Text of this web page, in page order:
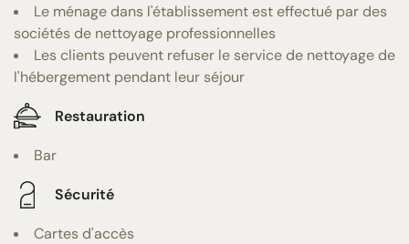
Le ménage dans l'établissement est effectué par des
sociétés de nettoyage professionnelles
Les clients peuvent refuser le service de nettoyage de
l'hébergement pendant leur séjour
Restauration
Bar
Sécurité
Cartes d'accès